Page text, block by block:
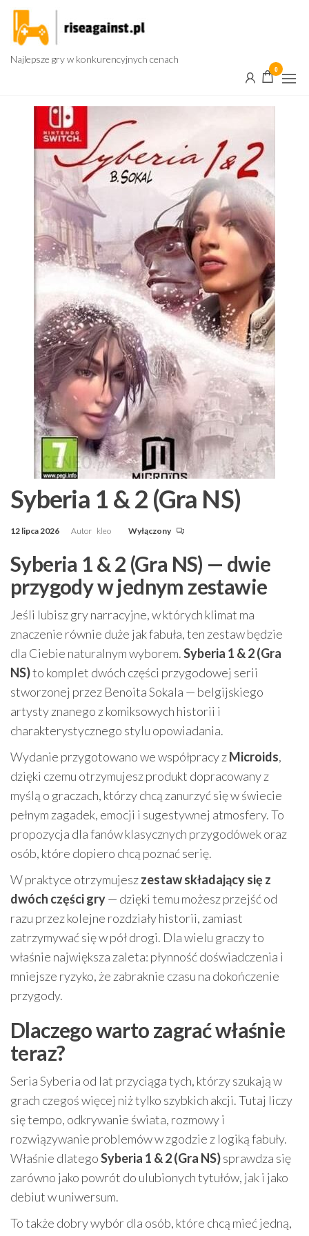
Przejdź
treści
Najlepsze gry w konkurencyjnych cenach
0
Syberia 1 & 2 (Gra NS)
12 lipca 2026 Autor kleo Wyłączony
Syberia 1 & 2 (Gra NS) — dwie
przygody w jednym zestawie
Jeśli lubisz gry narracyjne, w których klimat ma
znaczenie równie duże jak fabuła, ten zestaw będzie
dla Ciebie naturalnym wyborem.Syberia 1 & 2 (Gra
NS)to komplet dwóch części przygodowej serii
stworzonej przez Benoita Sokala — belgijskiego
artysty znanego z komiksowych historii i
charakterystycznego stylu opowiadania.
Wydanie przygotowano we współpracy zMicroids,
dzięki czemu otrzymujesz produkt dopracowany z
myślą o graczach, którzy chcą zanurzyć się w świecie
pełnym zagadek, emocji i sugestywnej atmosfery. To
propozycja dla fanów klasycznych przygodówek oraz
osób, które dopiero chcą poznać serię.
W praktyce otrzymujeszzestaw składający się z
dwóch części gry— dzięki temu możesz przejść od
razu przez kolejne rozdziały historii, zamiast
zatrzymywać się w pół drogi. Dla wielu graczy to
właśnie największa zaleta: płynność doświadczenia i
mniejsze ryzyko, że zabraknie czasu na dokończenie
przygody.
Dlaczego warto zagrać właśnie
teraz?
Seria Syberia od lat przyciąga tych, którzy szukają w
grach czegoś więcej niż tylko szybkich akcji. Tutaj liczy
się tempo, odkrywanie świata, rozmowy i
rozwiązywanie problemów w zgodzie z logiką fabuły.
Właśnie dlategoSyberia 1 & 2 (Gra NS)sprawdza się
zarówno jako powrót do ulubionych tytułów, jak i jako
debiut w uniwersum.
To także dobry wybór dla osób, które chcą mieć jedną,